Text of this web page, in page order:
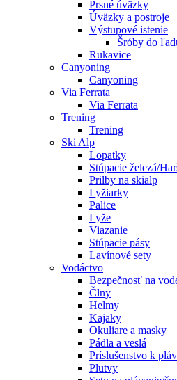
Prsné úväzky
Úväzky a postroje
Výstupové istenie
Šróby do
Rukavice
Canyoning
Canyoning
Via Ferrata
Via Ferrata
Trening
Trening
Ski Alp
Lopatky
Stúpacie železá/
Prilby na skialp
Lyžiarky
Palice
Lyže
Viazanie
Stúpacie pásy
Lavínové sety
Vodáctvo
Bezpečnosť na
Člny
Helmy
Kajaky
Okuliare a masky
Pádla a veslá
Príslušenstvo k
Plutvy